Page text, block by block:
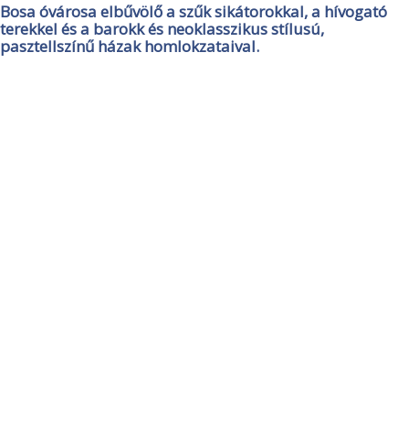
Bosa óvárosa elbűvölő a szűk sikátorokkal, a hívogató
terekkel és a barokk és neoklasszikus stílusú,
pasztellszínű házak homlokzataival.